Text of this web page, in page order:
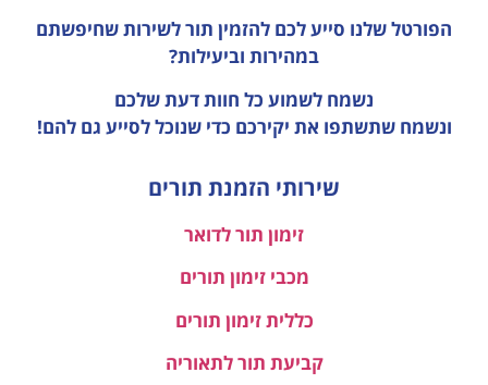
הפורטל שלנו סייע לכם להזמין תור לשירות שחיפשתם
במהירות וביעילות?
נשמח לשמוע כל חוות דעתשלכם
ונשמח שתשתפו את יקירכם כדי שנוכל לסייע גם להם!
שירותי הזמנת תורים
זימון תור לדואר
מכבי זימון תורים
כללית זימון תורים
קביעת תור לתאוריה